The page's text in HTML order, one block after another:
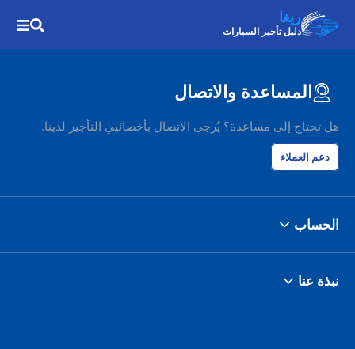
ريغا
دليل تأجير السيارات
المساعدة والاتصال
هل تحتاج إلى مساعدة؟ يُرجى الاتصال بأخصائيي التأجير لدينا.
دعم العملاء
الحساب
نبذة عنا